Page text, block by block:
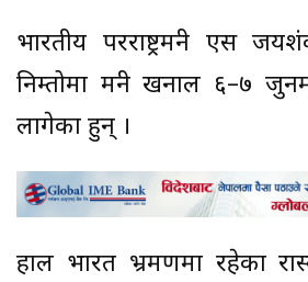
भारतीय परराष्ट्रमन्त्री एस
निम्तोमा मन्त्री खनाल ६–७
लागेका हुन् ।
हाल भारत भ्रमणमा रहेका